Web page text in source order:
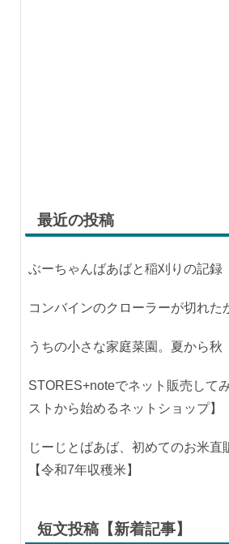
最近の投稿
ぶーちゃんばあばと稲刈りの記録
コンバインのクローラーが切れた
うちの小さな家庭菜園。夏から秋
STORES+noteでネット販売して
ストから始めるネットショップ】
じーじとばあば、初めてのお米直
【令和7年収穫米】
短文投稿【新着記事】